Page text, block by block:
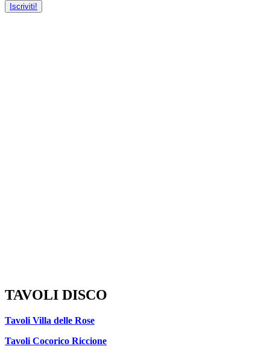
Iscriviti!
TAVOLI DISCO
Tavoli Villa delle Rose
Tavoli Cocorico Riccione